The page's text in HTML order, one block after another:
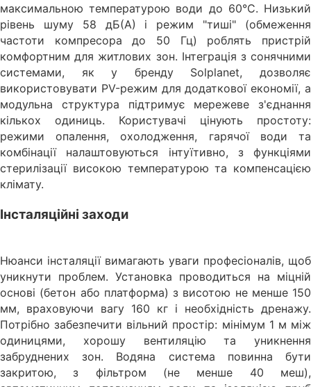
максимальною температурою води до 60°C. Низький
рівень шуму 58 дБ(А) і режим "тиші" (обмеження
частоти компресора до 50 Гц) роблять пристрій
комфортним для житлових зон. Інтеграція з сонячними
системами, як у бренду Solplanet, дозволяє
використовувати PV-режим для додаткової економії, а
модульна структура підтримує мережеве з'єднання
кількох одиниць. Користувачі цінують простоту:
режими опалення, охолодження, гарячої води та
комбінації налаштовуються інтуїтивно, з функціями
стерилізації високою температурою та компенсацією
клімату.
Інсталяційні заходи
Нюанси інсталяції вимагають уваги професіоналів, щоб
уникнути проблем. Установка проводиться на міцній
основі (бетон або платформа) з висотою не менше 150
мм, враховуючи вагу 160 кг і необхідність дренажу.
Потрібно забезпечити вільний простір: мінімум 1 м між
одиницями, хорошу вентиляцію та уникнення
забруднених зон. Водяна система повинна бути
закритою, з фільтром (не менше 40 меш),